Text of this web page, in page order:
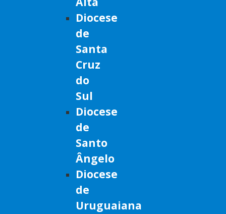
Diocese
de
Santa
Cruz
do
Sul
Diocese
de
Santo
Ângelo
Diocese
de
Uruguaiana